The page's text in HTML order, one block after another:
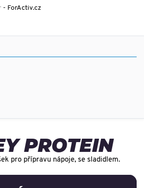
- ForActiv.cz
PROTEIN
pro přípravu nápoje, se sladidlem.